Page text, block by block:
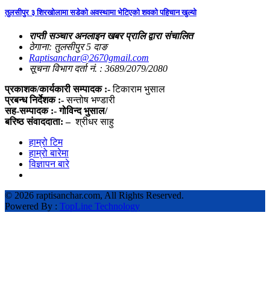
तुलसीपुर ३ शिरखोलामा सडेको अवस्थामा भेटिएको शवको पहिचान खुल्यो
राप्ती सञ्चार अनलाइन खबर प्रालि द्वारा संचालित
ठेगाना: तुलसीपुर 5 दाङ
Raptisanchar@2670gmail.com
सूचना विभाग दर्ता नं. : 3689/2079/2080
प्रकाशक/कार्यकारी सम्पादक :-टिकाराम भुसाल
प्रबन्ध निर्देशक :-सन्तोष भण्डारी
सह-सम्पादक :- गोविन्द भुसाल/
बरिष्ठ संवाददाता: – श्रीधर साहु
हाम्रो टिम
हाम्रो बारेमा
विज्ञापन बारे
© 2026 raptisanchar.com, All Rights Reserved.
Powered By : TopLine Technology